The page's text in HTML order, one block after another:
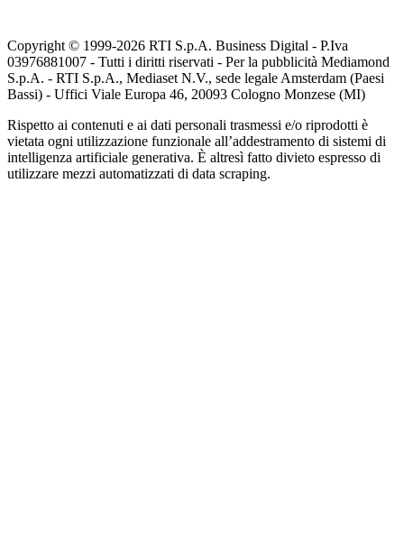
Copyright © 1999-2026 RTI S.p.A. Business Digital - P.Iva
03976881007 - Tutti i diritti riservati - Per la pubblicità Mediamond
S.p.A. - RTI S.p.A., Mediaset N.V., sede legale Amsterdam (Paesi
Bassi) - Uffici Viale Europa 46, 20093 Cologno Monzese (MI)
Rispetto ai contenuti e ai dati personali trasmessi e/o riprodotti è
vietata ogni utilizzazione funzionale all’addestramento di sistemi di
intelligenza artificiale generativa. È altresì fatto divieto espresso di
utilizzare mezzi automatizzati di data scraping.